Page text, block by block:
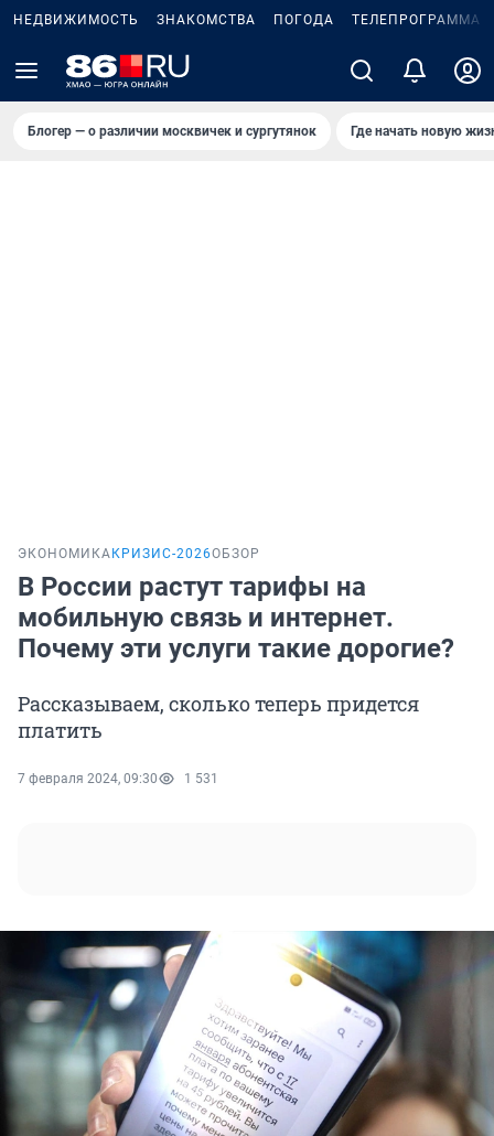
НЕДВИЖИМОСТЬ ЗНАКОМСТВА ПОГОДА ТЕЛЕПРОГРАММА
Блогер — о различии москвичек и сургутянок Где начать новую
ЭКОНОМИКА КРИЗИС-2026ОБЗОР
В России растут тарифы на
мобильную связь и интернет.
Почему эти услуги такие дорогие?
Рассказываем, сколько теперь придется
платить
7 февраля 2024, 09:30 1 531